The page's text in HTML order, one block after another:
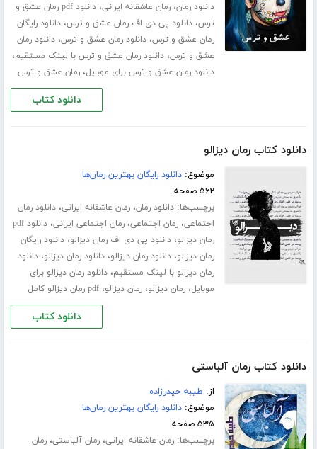
دانلود رمان،رمان عاشقانه ایرانی،
دانلود pdf رمان عشق و
ترس،دانلود پی دی اف رمان عشق و ترس،دانلود رایگان
رمان عشق و ترس،دانلود رمان عشق و ترس،دانلود رمان
عشق و ترس،دانلود رمان عشق و ترس با لینک مستقیم،
دانلود رمان عشق و ترس برای موبایل،رمان عشق و ترس
دانلود کتاب
دانلود کتاب رمان دیزالو
موضوع:دانلود رایگان بهترین رمان‌ها
۵۶۲ صفحه
برچسب‌ها:دانلود رمان،رمان عاشقانه ایرانی،دانلود رمان
اجتماعی،رمان اجتماعی،رمان اجتماعی ایرانی،
دانلود pdf
رمان دیزالو،دانلود پی دی اف رمان دیزالو،دانلود رایگان
رمان دیزالو،دانلود رمان دیزالو،دانلود رمان دیزالو،دانلود
رمان دیزالو با لینک مستقیم،دانلود رمان دیزالو برای
موبایل،رمان دیزالو،رمان دیزالو،pdf رمان دیزالو کامل
دانلود کتاب
دانلود کتاب رمان آلباستی
از: طیبه حیدرزاده
موضوع:دانلود رایگان بهترین رمان‌ها
۵۳۵ صفحه
برچسب‌ها:رمان عاشقانه ایرانی،رمان آلباستی،رمان